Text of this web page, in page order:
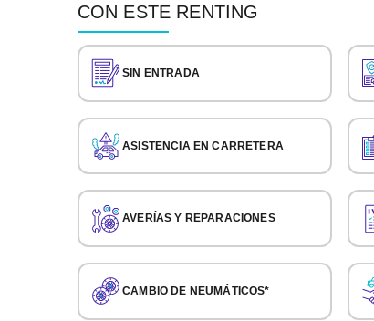
CON ESTE RENTING
SIN ENTRADA
ASISTENCIA EN CARRETERA
AVERÍAS Y REPARACIONES
CAMBIO DE NEUMÁTICOS*